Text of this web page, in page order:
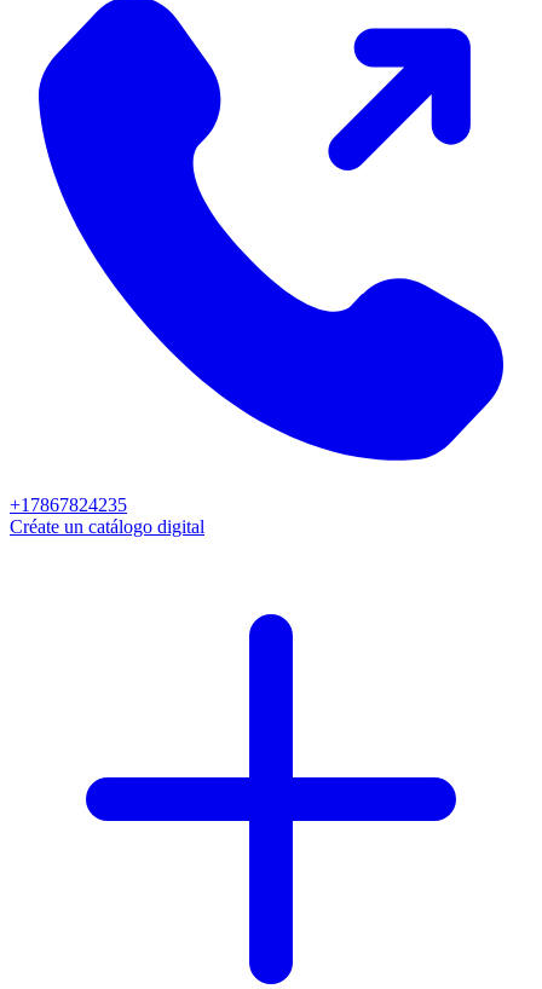
+17867824235
Créate un catálogo digital